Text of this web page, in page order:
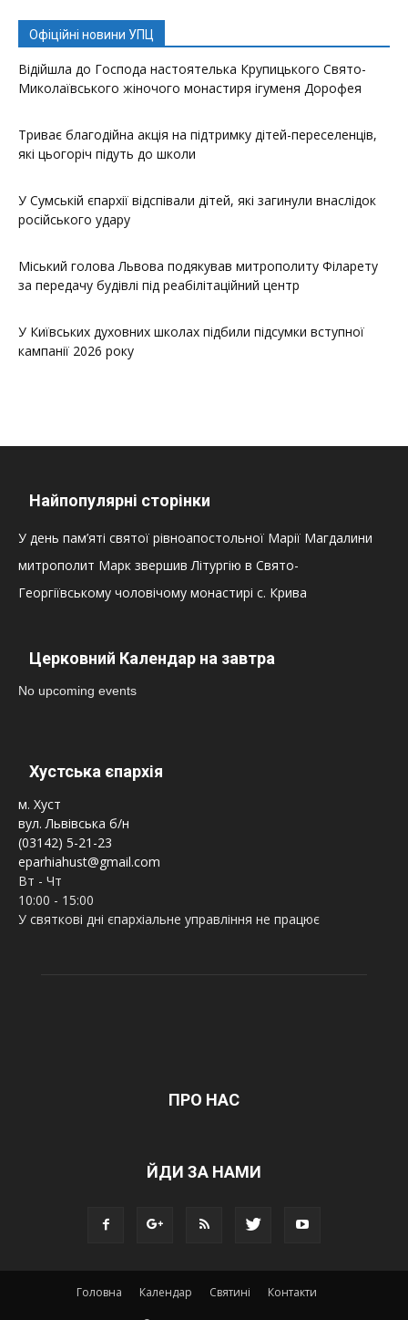
Офіційні новини УПЦ
Відійшла до Господа настоятелька Крупицького Свято-
Миколаївського жіночого монастиря ігуменя Дорофея
Триває благодійна акція на підтримку дітей-переселенців,
які цьогоріч підуть до школи
У Сумській єпархії відспівали дітей, які загинули внаслідок
російського удару
Міський голова Львова подякував митрополиту Філарету
за передачу будівлі під реабілітаційний центр
У Київських духовних школах підбили підсумки вступної
кампанії 2026 року
Найпопулярні сторінки
У день пам’яті святої рівноапостольної Марії Магдалини
митрополит Марк звершив Літургію в Свято-
Георгіївському чоловічому монастирі с. Крива
Церковний Календар на завтра
No upcoming events
Хустська єпархія
м. Хуст
вул. Львівська б/н
(03142) 5-21-23
eparhiahust@gmail.com
Вт - Чт
10:00 - 15:00
У святкові дні єпархіальне управління не працює
ПРО НАС
ЙДИ ЗА НАМИ
Головна Календар Святині Контакти